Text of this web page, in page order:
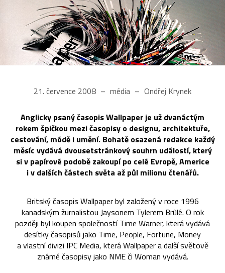
21. července 2008 média Ondřej Krynek
Anglicky psaný časopis Wallpaper je už dvanáctým
rokem špičkou mezi časopisy o designu, architektuře,
cestování, módě i umění. Bohatě osazená redakce každý
měsíc vydává dvousetstránkový souhrn událostí, který
si v papírové podobě zakoupí po celé Evropě, Americe
i v dalších částech světa až půl milionu čtenářů.
Britský časopis Wallpaper byl založený v roce 1996
kanadským žurnalistou Jaysonem Tylerem Brûlé. O rok
později byl koupen společností Time Warner, která vydává
desítky časopisů jako Time, People, Fortune, Money
a vlastní divizi IPC Media, která Wallpaper a další světově
známé časopisy jako NME či Woman vydává.